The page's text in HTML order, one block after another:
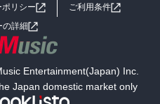
小説
海外小説
SF
リシー
ご利用条件
の詳細
Entertainment(Japan) Inc.
Japan domestic market only